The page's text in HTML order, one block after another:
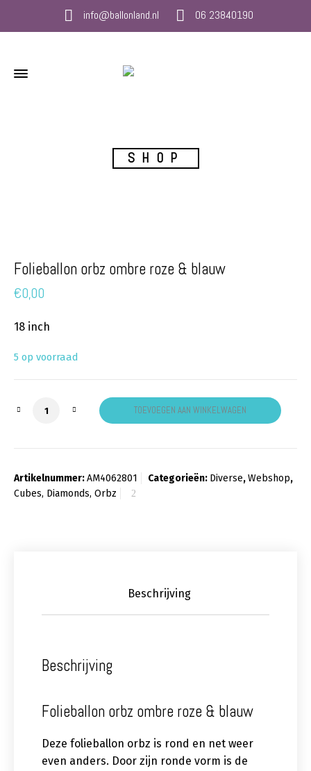
info@ballonland.nl 06 23840190
SHOP
Folieballon orbz ombre roze & blauw
€0,00
18 inch
5 op voorraad
Folieballon orbz ombre roze & blauw aantal
TOEVOEGEN AAN WINKELWAGEN
Artikelnummer:AM4062801 Categorieën: Diverse,Webshop,
Cubes, Diamonds, Orbz
Beschrijving
Beschrijving
Folieballon orbz ombre roze & blauw
Deze folieballon orbz is rond en net weer
even anders. Door zijn ronde vorm is de